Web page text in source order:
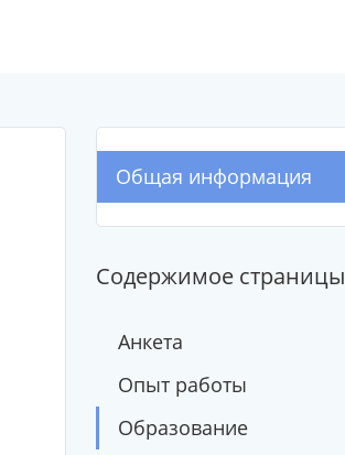
Общая информация
Содержимое страницы
Анкета
Опыт работы
Образование